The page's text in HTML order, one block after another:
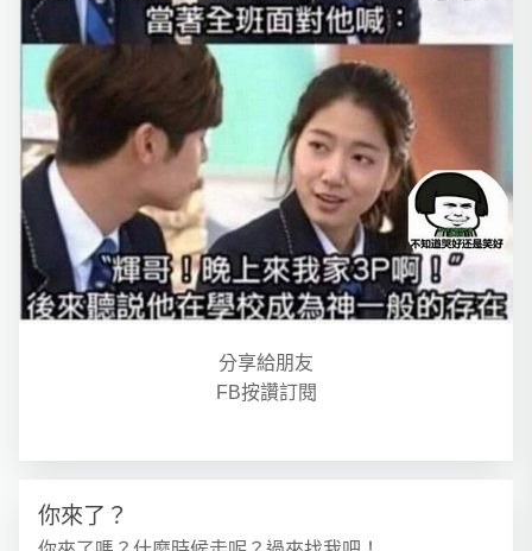
分享給朋友
FB按讚訂閱
你來了？